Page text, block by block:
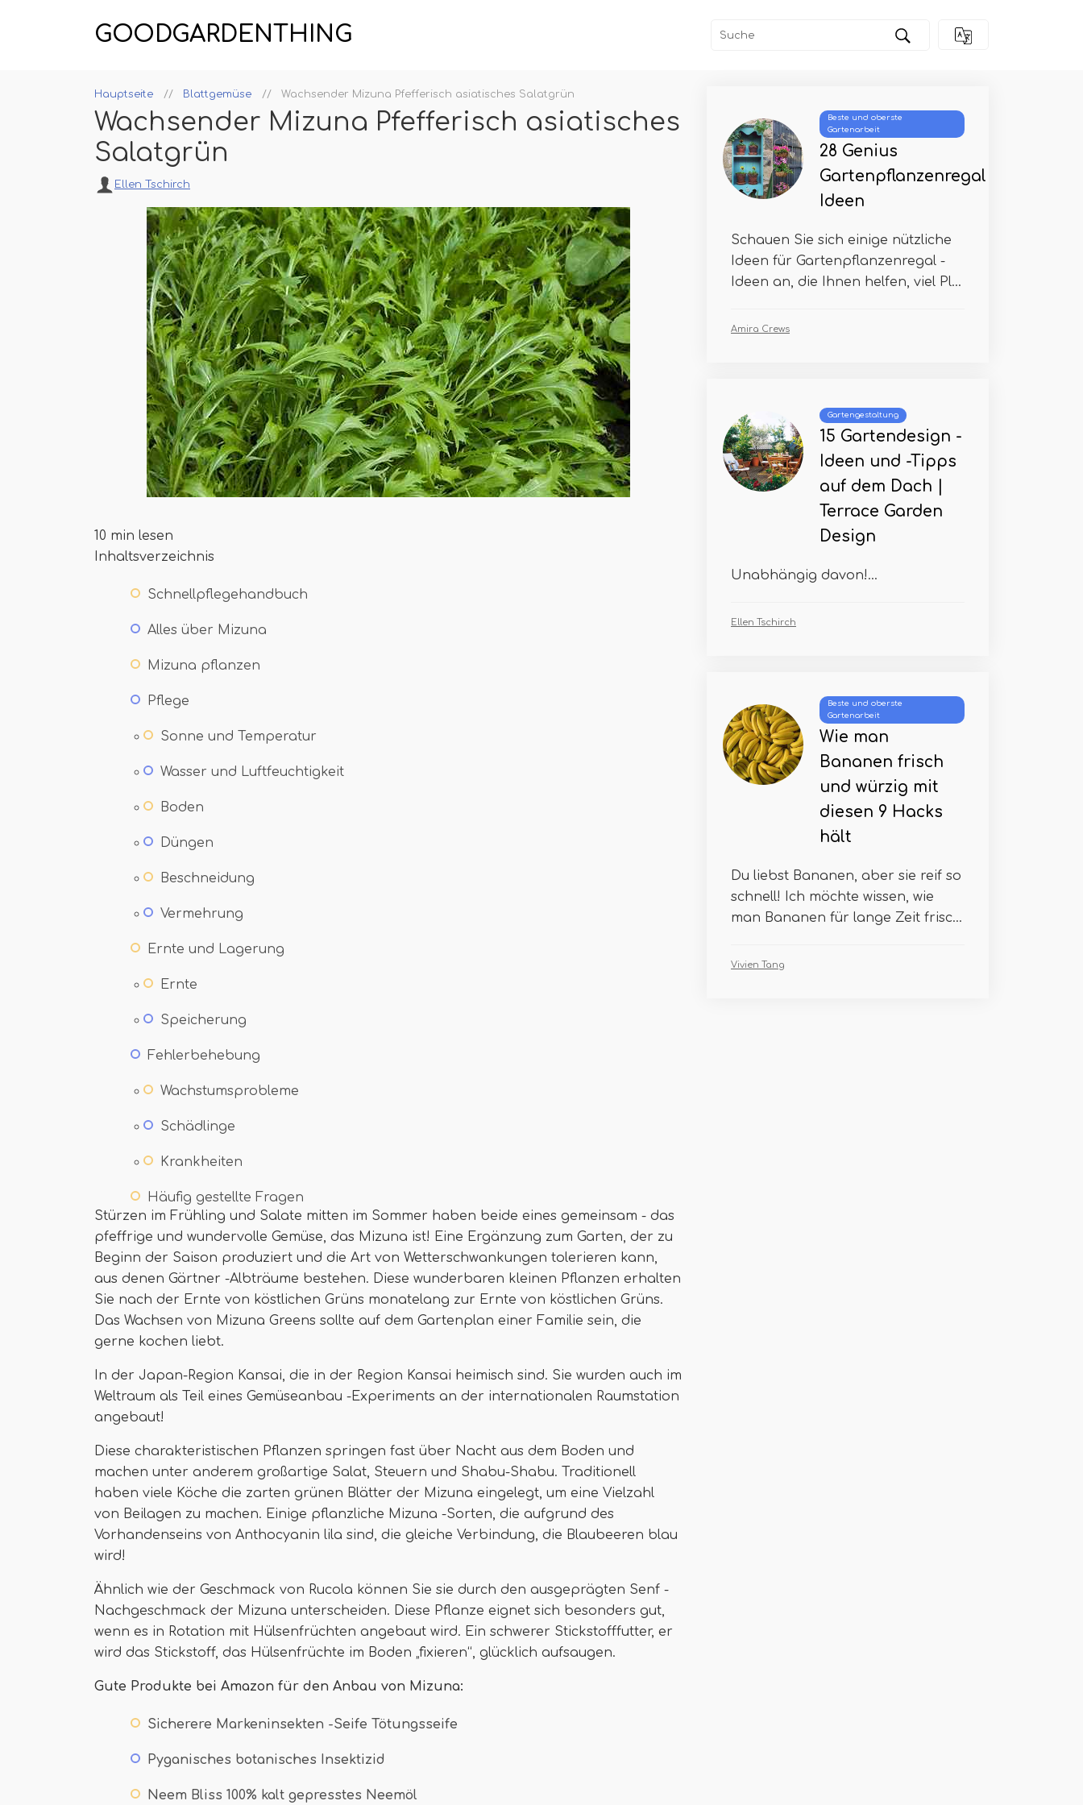
GOODGARDENTHING
Hauptseite Blattgemüse Wachsender Mizuna Pfefferisch asiatisches Salatgrün
Wachsender Mizuna Pfefferisch asiatisches
Salatgrün
Ellen Tschirch
10 min lesen
Inhaltsverzeichnis
Schnellpflegehandbuch
Alles über Mizuna
Mizuna pflanzen
Pflege
Sonne und Temperatur
Wasser und Luftfeuchtigkeit
Boden
Düngen
Beschneidung
Vermehrung
Ernte und Lagerung
Ernte
Speicherung
Fehlerbehebung
Wachstumsprobleme
Schädlinge
Krankheiten
Häufig gestellte Fragen
Stürzen im Frühling und Salate mitten im Sommer haben beide eines gemeinsam - das
pfeffrige und wundervolle Gemüse, das Mizuna ist! Eine Ergänzung zum Garten, der zu
Beginn der Saison produziert und die Art von Wetterschwankungen tolerieren kann,
aus denen Gärtner -Albträume bestehen. Diese wunderbaren kleinen Pflanzen erhalten
Sie nach der Ernte von köstlichen Grüns monatelang zur Ernte von köstlichen Grüns.
Das Wachsen von Mizuna Greens sollte auf dem Gartenplan einer Familie sein, die
gerne kochen liebt.
In der Japan-Region Kansai, die in der Region Kansai heimisch sind. Sie wurden auch im
Weltraum als Teil eines Gemüseanbau -Experiments an der internationalen Raumstation
angebaut!
Diese charakteristischen Pflanzen springen fast über Nacht aus dem Boden und
machen unter anderem großartige Salat, Steuern und Shabu-Shabu. Traditionell
haben viele Köche die zarten grünen Blätter der Mizuna eingelegt, um eine Vielzahl
von Beilagen zu machen. Einige pflanzliche Mizuna -Sorten, die aufgrund des
Vorhandenseins von Anthocyanin lila sind, die gleiche Verbindung, die Blaubeeren blau
wird!
Ähnlich wie der Geschmack von Rucola können Sie sie durch den ausgeprägten Senf -
Nachgeschmack der Mizuna unterscheiden. Diese Pflanze eignet sich besonders gut,
wenn es in Rotation mit Hülsenfrüchten angebaut wird. Ein schwerer Stickstofffutter, er
wird das Stickstoff, das Hülsenfrüchte im Boden „fixieren“, glücklich aufsaugen.
Gute Produkte bei Amazon für den Anbau von Mizuna:
Sicherere Markeninsekten -Seife Tötungsseife
Pyganisches botanisches Insektizid
Neem Bliss 100% kalt gepresstes Neemöl
Beste und oberste
Gartenarbeit
28 Genius
Gartenpflanzenregal
Ideen
Schauen Sie sich einige nützliche
Ideen für Gartenpflanzenregal -
Ideen an, die Ihnen helfen, viel Pl...
Amira Crews
Gartengestaltung
15 Gartendesign -
Ideen und -Tipps
auf dem Dach |
Terrace Garden
Design
Unabhängig davon!...
Ellen Tschirch
Beste und oberste
Gartenarbeit
Wie man
Bananen frisch
und würzig mit
diesen 9 Hacks
hält
Du liebst Bananen, aber sie reif so
schnell! Ich möchte wissen, wie
man Bananen für lange Zeit frisc...
Vivien Tang